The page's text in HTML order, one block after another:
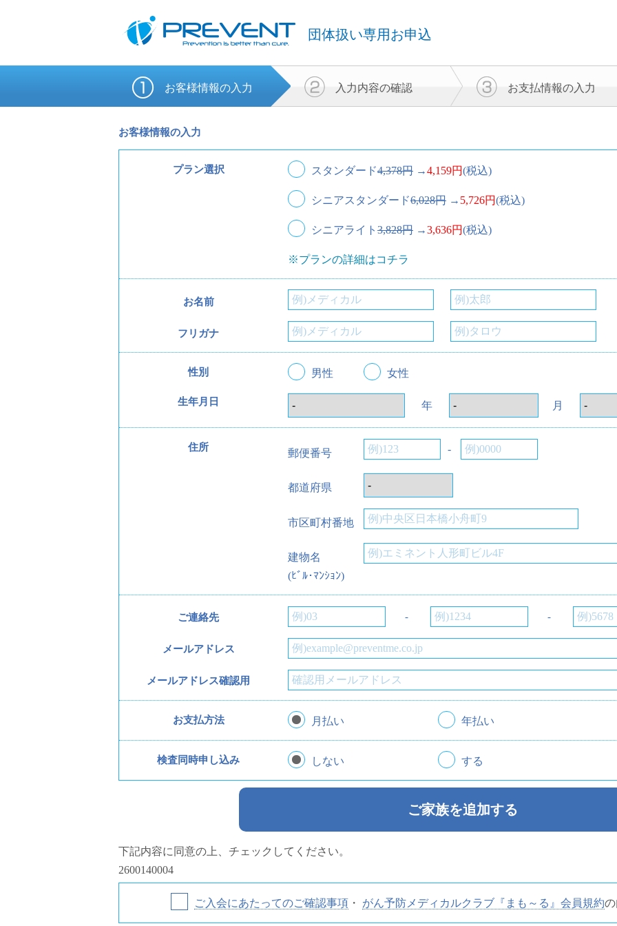
団体扱い専用お申込
お客様情報の入力 入力内容の確認 お支払情報の入力
お客様情報の入力
プラン選択 スタンダード4,378円 →4,159円(税込)
シニアスタンダード6,028円 → 5,726円(税込)
シニアライト 3,828円 →3,636円(税込)
※プランの詳細はコチラ
お名前
フリガナ
性別 男性 女性
生年月日 年 月
住所 郵便番号 -
都道府県
市区町村番地
建物名
(ﾋﾞﾙ･ﾏﾝｼｮﾝ)
ご連絡先 - -
メールアドレス
メールアドレス確認用
お支払方法 月払い 年払い
検査同時申し込み しない する
ご家族を追加する
下記内容に同意の上、チェックしてください。
2600140004
ご入会にあたってのご確認事項 ・ がん予防メディカルクラブ『まも～る』会員規約